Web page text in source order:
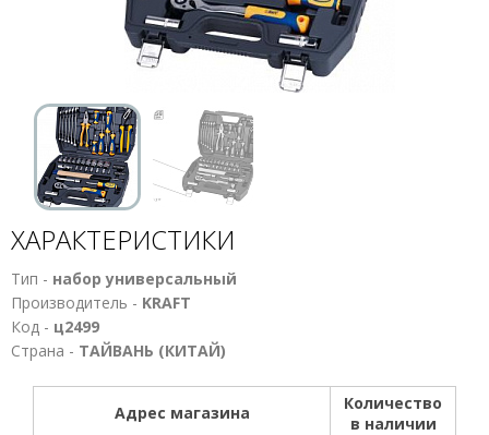
ХАРАКТЕРИСТИКИ
Тип - набор универсальный
Производитель - KRAFT
Код - ц2499
Страна - ТАЙВАНЬ (КИТАЙ)
Адрес магазина
Количество
в наличии